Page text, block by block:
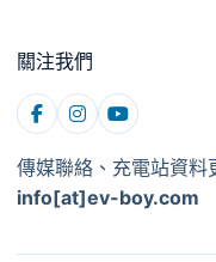
關注我們
傳媒聯絡、充電站資料
info[at]ev-boy.com